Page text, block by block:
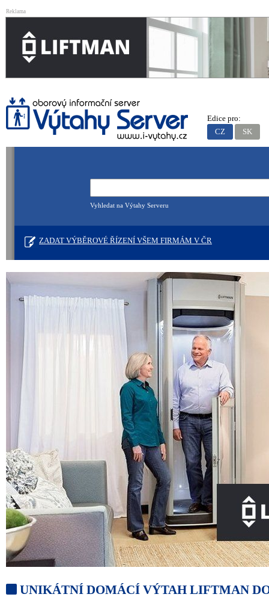
Reklama
Vyhledat na Výtahy Serveru
ZADAT VÝBĚROVÉ ŘÍZENÍ VŠEM FIRMÁM V ČR
Edice pro:
CZ
SK
UNIKÁTNÍ DOMÁCÍ VÝTAH LIFTMAN